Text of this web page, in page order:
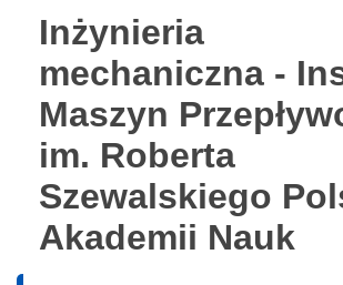
Inżynieria
mechaniczna -
Maszyn
im. Roberta
Szewalskiego
Akademii Nauk